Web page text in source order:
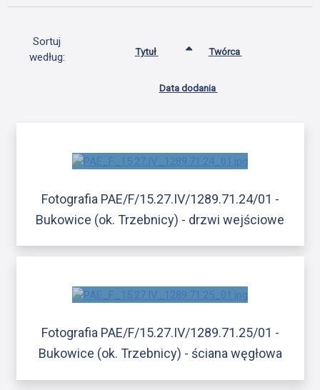
Sortuj
według:
Tytuł Twórca
Data dodania
Fotografia PAE/F/15.27.IV/1289.71.24/01 -
Bukowice (ok. Trzebnicy) - drzwi wejściowe
Fotografia PAE/F/15.27.IV/1289.71.25/01 -
Bukowice (ok. Trzebnicy) - ściana węgłowa